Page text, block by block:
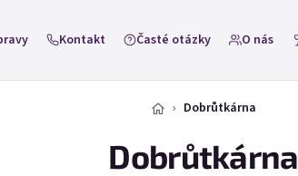
Kontakt Časté otázky O nás
Dobrůtkárna
Dobrůtkárna